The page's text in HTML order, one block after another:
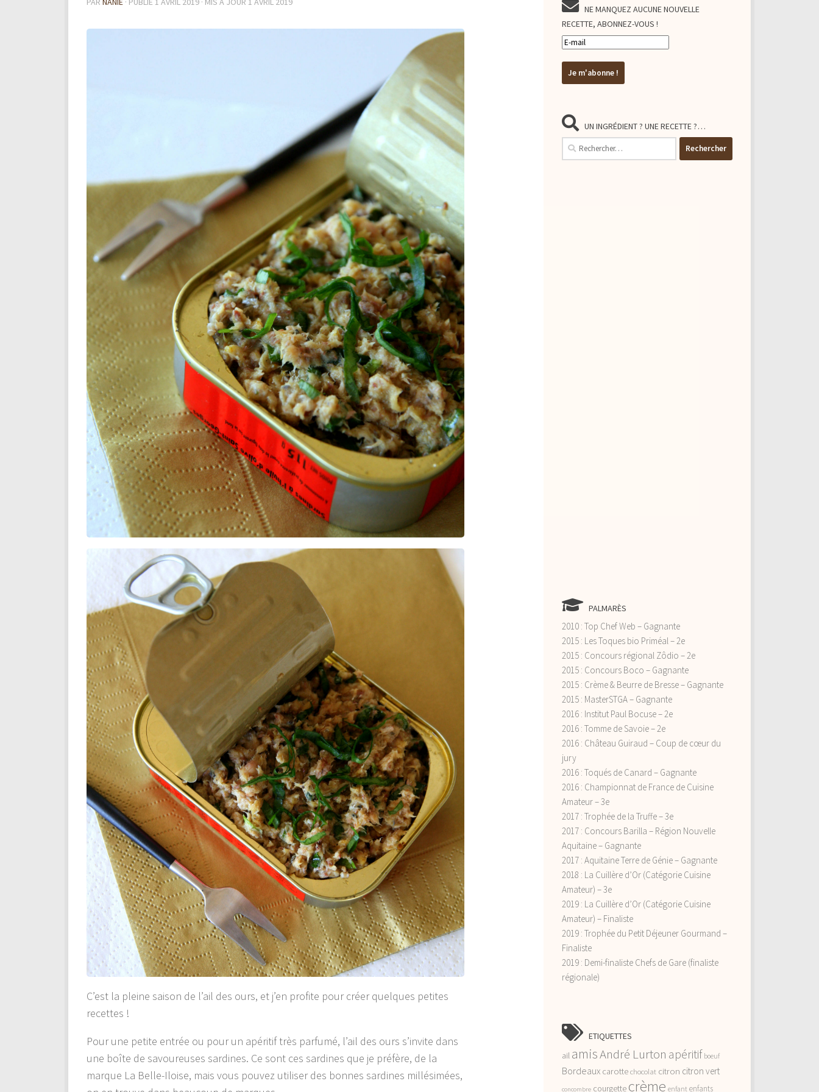
C’est la pleine saison de l’ail des ours, et j’en profite pour créer quelques petites
recettes !
Pour une petite entrée ou pour un apéritif très parfumé, l’ail des ours s’invite dans
une boîte de savoureuses sardines. Ce sont ces sardines que je préfère, de la
marque La Belle-Iloise, mais vous pouvez utiliser des bonnes sardines millésimées,
NE MANQUEZ AUCUNE NOUVELLE
RECETTE, ABONNEZ-VOUS !
UN INGRÉDIENT ? UNE RECETTE ?…
Rechercher :
PALMARÈS
2010 : Top Chef Web – Gagnante
2015 : Les Toques bio Priméal – 2e
2015 : Concours régional Zôdio – 2e
2015 : Concours Boco – Gagnante
2015 : Crème & Beurre de Bresse – Gagnante
2015 : MasterSTGA – Gagnante
2016 : Institut Paul Bocuse – 2e
2016 : Tomme de Savoie – 2e
2016 : Château Guiraud – Coup de cœur du
jury
2016 : Toqués de Canard – Gagnante
2016 : Championnat de France de Cuisine
Amateur – 3e
2017 : Trophée de la Truffe – 3e
2017 : Concours Barilla – Région Nouvelle
Aquitaine – Gagnante
2017 : Aquitaine Terre de Génie – Gagnante
2018 : La Cuillère d’Or (Catégorie Cuisine
Amateur) – 3e
2019 : La Cuillère d’Or (Catégorie Cuisine
Amateur) – Finaliste
2019 : Trophée du Petit Déjeuner Gourmand –
Finaliste
2019 : Demi-finaliste Chefs de Gare (finaliste
régionale)
ETIQUETTES
ail amisAndré Lurton apéritif boeuf
Bordeaux carottechocolat citron citron vert
concombre courgette crème enfant enfants